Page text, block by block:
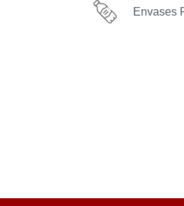
Envases